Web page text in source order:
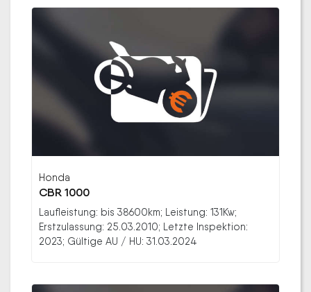
Honda
CBR 1000
Laufleistung: bis 38600km; Leistung: 131Kw;
Erstzulassung: 25.03.2010; Letzte Inspektion:
2023; Gültige AU / HU: 31.03.2024